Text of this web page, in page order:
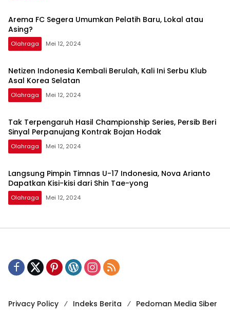
Arema FC Segera Umumkan Pelatih Baru, Lokal atau
Asing?
Olahraga Mei 12, 2024
Netizen Indonesia Kembali Berulah, Kali Ini Serbu Klub
Asal Korea Selatan
Olahraga Mei 12, 2024
Tak Terpengaruh Hasil Championship Series, Persib Beri
Sinyal Perpanujang Kontrak Bojan Hodak
Olahraga Mei 12, 2024
Langsung Pimpin Timnas U-17 Indonesia, Nova Arianto
Dapatkan Kisi-kisi dari Shin Tae-yong
Olahraga Mei 12, 2024
Privacy Policy Indeks Berita Pedoman Media Siber